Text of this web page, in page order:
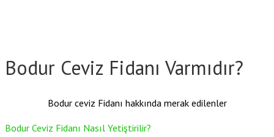
Bodur Ceviz Fidanı Varmıdır?
Bodur ceviz Fidanı hakkında merak edilenler
Bodur Ceviz Fidanı Nasıl Yetiştirilir?